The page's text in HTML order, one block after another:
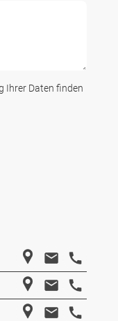
Ihrer Daten finden